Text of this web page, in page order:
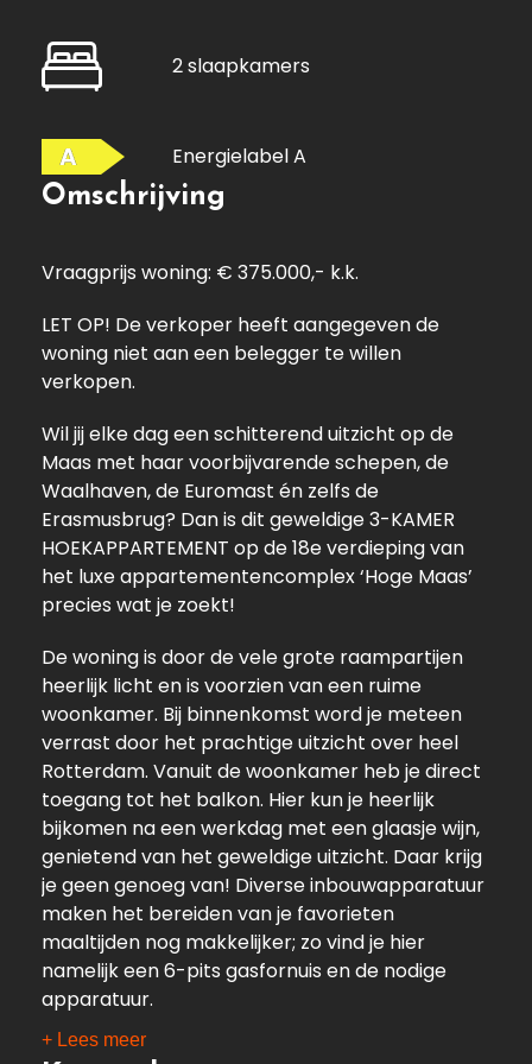
2 slaapkamers
A Energielabel A
Omschrijving
Vraagprijs woning: € 375.000,- k.k.
LET OP! De verkoper heeft aangegeven de
woning niet aan een belegger te willen
verkopen.
Wil jij elke dag een schitterend uitzicht op de
Maas met haar voorbijvarende schepen, de
Waalhaven, de Euromast én zelfs de
Erasmusbrug? Dan is dit geweldige 3-KAMER
HOEKAPPARTEMENT op de 18e verdieping van
het luxe appartementencomplex ‘Hoge Maas’
precies wat je zoekt!
De woning is door de vele grote raampartijen
heerlijk licht en is voorzien van een ruime
woonkamer. Bij binnenkomst word je meteen
verrast door het prachtige uitzicht over heel
Rotterdam. Vanuit de woonkamer heb je direct
toegang tot het balkon. Hier kun je heerlijk
bijkomen na een werkdag met een glaasje wijn,
genietend van het geweldige uitzicht. Daar krijg
je geen genoeg van! Diverse inbouwapparatuur
maken het bereiden van je favorieten
maaltijden nog makkelijker; zo vind je hier
namelijk een 6-pits gasfornuis en de nodige
apparatuur.
Het appartement heeft verder twee ruime
+ Lees meer